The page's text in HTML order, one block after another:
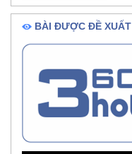
BÀI ĐƯỢC ĐỀ XUẤT